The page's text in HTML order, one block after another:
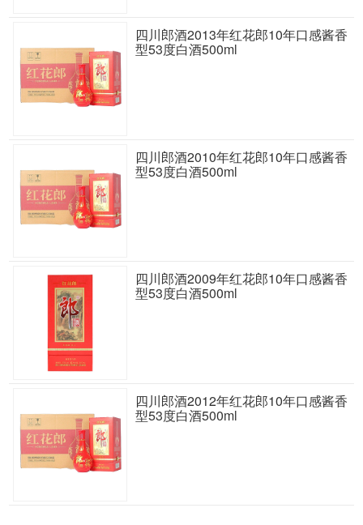
四川郎酒2013年红花郎10年口感酱香
型53度白酒500ml
四川郎酒2010年红花郎10年口感酱香
型53度白酒500ml
四川郎酒2009年红花郎10年口感酱香
型53度白酒500ml
四川郎酒2012年红花郎10年口感酱香
型53度白酒500ml